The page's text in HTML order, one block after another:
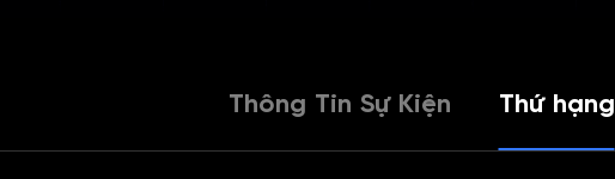
Thông Tin Sự Kiện Thứ hạng